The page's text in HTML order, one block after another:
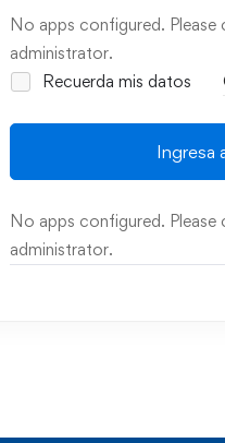
No apps configured.
administrator.
Recuerda mis datos
Ingresa
No apps configured.
administrator.